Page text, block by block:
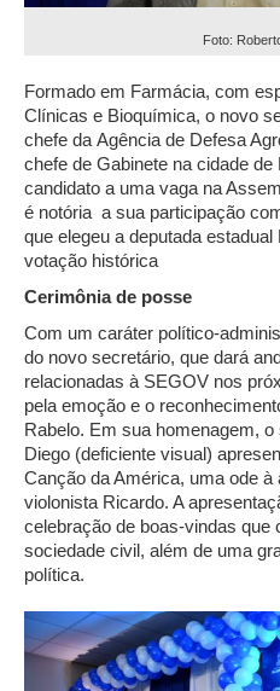
Foto:
Formado em Farmácia, com
Clínicas e Bioquímica, o novo
chefe da Agência de Defesa
chefe de Gabinete na cidade
candidato a uma vaga na
é notória a sua participação
que elegeu a deputada
votação histórica
Cerimônia de posse
Com um caráter político-
do novo secretário, que dará
relacionadas à SEGOV nos
pela emoção e o
Rabelo. Em sua homenagem,
Diego (deficiente visual)
Canção da América, uma ode
violonista Ricardo. A
celebração de boas-vindas que
sociedade civil, além de uma
política.